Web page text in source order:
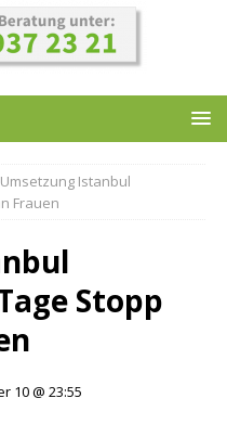
Umsetzung Istanbul
Frauen
Stopp
10 @ 23:55